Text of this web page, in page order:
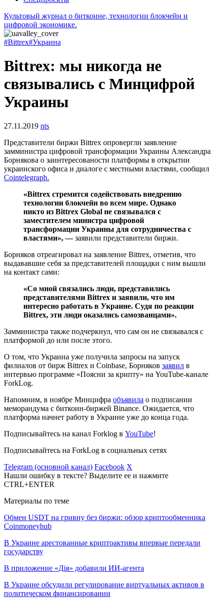
Культовый журнал о биткоине, технологии блокчейн и
цифровой экономике.
#Bittrex#Украина
Bittrex: мы никогда не
связывались с Минцифрой
Украины
27.11.2019 nts
Представители биржи Bittrex опровергли заявление
замминистра цифровой трансформации Украины Александра
Борнякова о заинтересованости платформы в открытии
украинского офиса и диалоге с местными властями, сообщил
Cointelegraph.
«Bittrex стремится содействовать внедрению
технологии блокчейн во всем мире. Однако
никто из Bittrex Global не связывался с
заместителем министра цифровой
трансформации Украины для сотрудничества с
властями», —заявили представители биржи.
Борняков отреагировал на заявление Bittrex, отметив, что
выдававшие себя за представителей площадки с ним вышли
на контакт сами:
«Со мной связались люди, представились
представителями Bittrex и заявили, что им
интересно работать в Украине. Судя по реакции
Bittrex, эти люди оказались самозванцами».
Замминистра также подчеркнул, что сам он не связывался с
платформой до или после этого.
О том, что Украина уже получила запросы на запуск
филиалов от бирж Bittrex и Coinbase, Борняков заявил в
интервью программе «Поясни за крипту» на YouTube-канале
ForkLog.
Напомним, в ноябре Минцифра объявила о подписании
меморандума с биткоин-биржей Binance. Ожидается, что
платформа начнет работу в Украине уже до конца года.
Подписывайтесь на канал Forklog в YouTube!
Подписывайтесь на ForkLog в социальных сетях
Telegram (основной канал) Facebook X
Нашли ошибку в тексте? Выделите ее и нажмите
CTRL+ENTER
Материалы по теме
Обмен USDT на гривну без биржи: обзор криптообменника
Coinmoneyhub
В Украине арестованные криптоактивы впервые передали
государству
В приложение «Дія» добавили ИИ-агента
В Украине обсудили регулирование виртуальных активов в
политическом финансировании